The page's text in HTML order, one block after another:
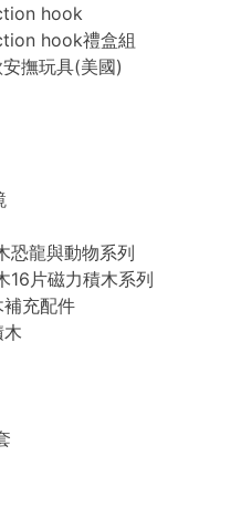
hook
hook禮盒組
撫玩具(美國)
恐龍與動物系列
16片磁力積木系列
充配件